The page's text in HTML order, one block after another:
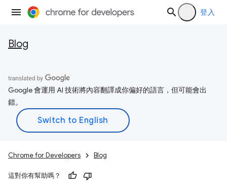
登入
Blog
Google 會運用 AI 技術將內容翻譯成你偏好的語言，但可能會出
錯。
Chrome for Developers Blog
這對你有幫助嗎？